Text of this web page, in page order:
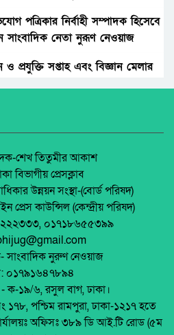
কুপিয়ে জখম, ছেলেকে হত্যা করল
অবরোধের বিরুদ্ধে কঠোর অবস্থান
ইসলামীর।
ইসলামি ফাউন্ডেশন কর্তৃক
পর্যায় জাতীয় শিশু-কিশোর
প্রতিযোগিতা
পাইলট সরকারি উচ্চ বিদ্যালয়ের
মার্কেটের রাস্তা তৈরি –
গুদামে আগুন, নিয়ন্ত্রণে ৭ ইউনিট
পত্রিকার নির্বাহী সম্পাদক হিসেবে
সাংবাদিক নেতা নুরূণ নেওয়াজ
ও প্রযুক্তি সপ্তাহ এবং বিজ্ঞান মেলার
কমিটির মাসিক সভা অনুষ্ঠিত।
এমইপি গ্রুপের মতবিনিময় সভা
নিয়ে প্রশ্ন: রংপুরে ১১ দলের
অভিযানে বাংলাদেশিসহ
আটক
শেখ তিতুমীর আকাশ
বিভাগীয় প্রেসক্লাব
উন্নয়ন সংস্থা-(বোর্ড পরিষদ)
প্রেস কাউন্সিল (কেন্দ্রীয় পরিষদ)
০১৭১৮৬৫৫৩৯৯
সাংবাদিক নুরুণ নেওয়াজ
০১৭৯১৬৪৭৮৯৪
- ক-১৯/৬, রসুল বাগ, ঢাকা।
১৭৮, পশ্চিম রামপুরা, ঢাকা-১২১৭ হতে
অফিসঃ ৩৮৯ ডি আই.টি রোড (৫ম